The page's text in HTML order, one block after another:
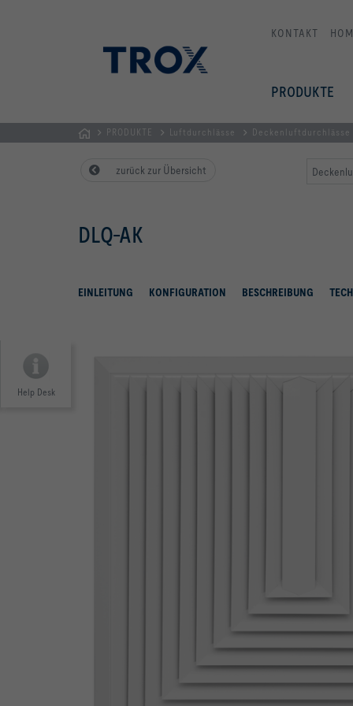
KONTAKT
PRODUKTE
PRODUKTE Luftdurchlässe Deckenluftdurchlässe
zurück zur Übersicht
DLQ-AK
EINLEITUNG KONFIGURATION BESCHREIBUNG
Help Desk